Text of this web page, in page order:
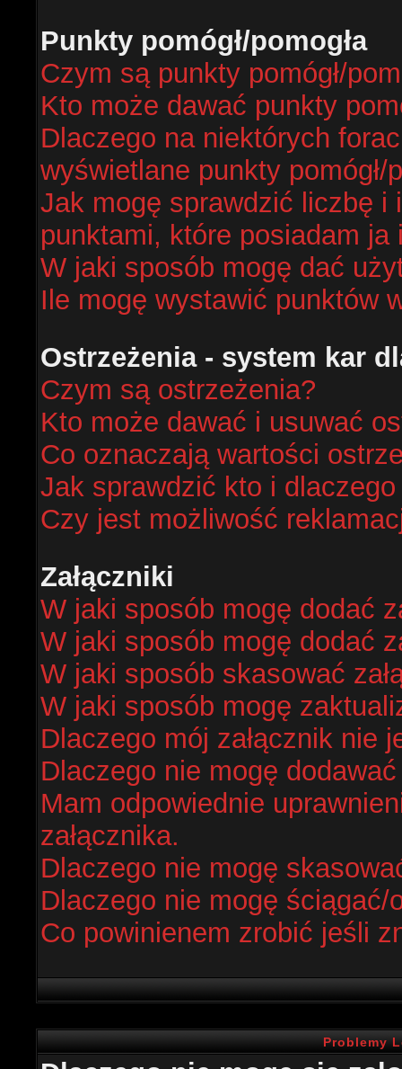
Punkty pomógł/pomogła
Czym są punkty pomógł/
Kto może dawać punkty
Dlaczego na niektórych
wyświetlane punkty pomógł/
Jak mogę sprawdzić liczbę i
punktami, które posiadam
W jaki sposób mogę dać
Ile mogę wystawić punktów
Ostrzeżenia - system kar
Czym są ostrzeżenia?
Kto może dawać i usuwać
Co oznaczają wartości
Jak sprawdzić kto i dlaczego
Czy jest możliwość
Załączniki
W jaki sposób mogę dodać
W jaki sposób mogę dodać
W jaki sposób skasować
W jaki sposób mogę
Dlaczego mój załącznik nie
Dlaczego nie mogę dodawać
Mam odpowiednie
załącznika.
Dlaczego nie mogę
Dlaczego nie mogę ściągać/
Co powinienem zrobić jeśli
Problemy